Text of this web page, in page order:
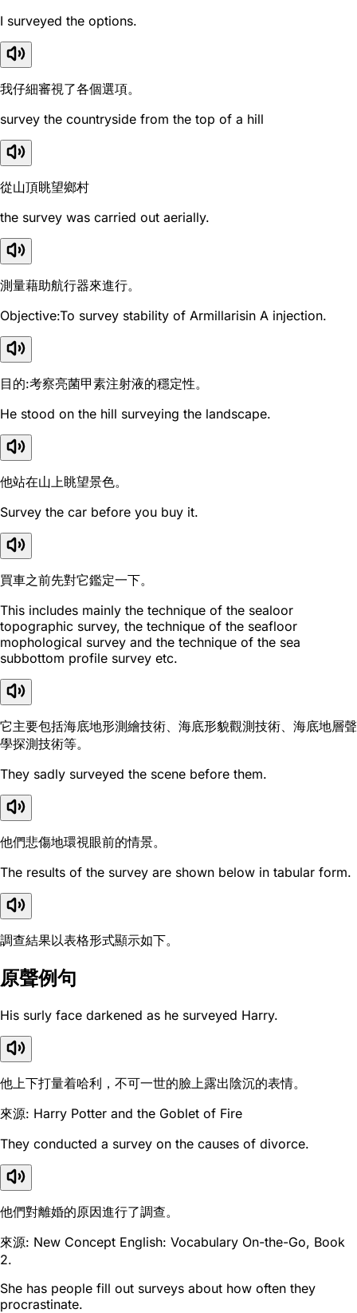
I surveyed the options.
我仔細審視了各個選項。
survey the countryside from the top of a hill
從山頂眺望鄉村
the survey was carried out aerially.
測量藉助航行器來進行。
Objective:To survey stability of Armillarisin A injection.
目的:考察亮菌甲素注射液的穩定性。
He stood on the hill surveying the landscape.
他站在山上眺望景色。
Survey the car before you buy it.
買車之前先對它鑑定一下。
This includes mainly the technique of the sealoor
topographic survey, the technique of the seafloor
mophological survey and the technique of the sea
subbottom profile survey etc.
它主要包括海底地形測繪技術、海底形貌觀測技術、海底地層聲
學探測技術等。
They sadly surveyed the scene before them.
他們悲傷地環視眼前的情景。
The results of the survey are shown below in tabular form.
調查結果以表格形式顯示如下。
原聲例句
His surly face darkened as he surveyed Harry.
他上下打量着哈利，不可一世的臉上露出陰沉的表情。
來源: Harry Potter and the Goblet of Fire
They conducted a survey on the causes of divorce.
他們對離婚的原因進行了調查。
來源: New Concept English: Vocabulary On-the-Go, Book
2.
She has people fill out surveys about how often they
procrastinate.